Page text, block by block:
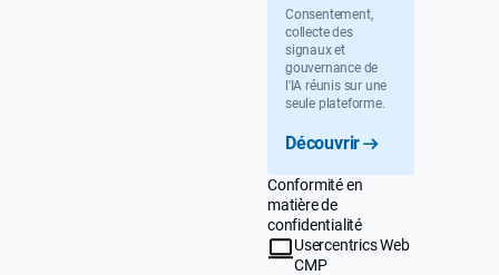
Consentement,
collecte des
signaux et
gouvernance de
l'IA réunis sur une
seule plateforme.
Découvrir
Conformité en
matière de
confidentialité
Usercentrics Web
CMP